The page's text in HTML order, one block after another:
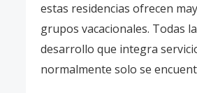
estas residencias ofrecen
grupos vacacionales. Todas
desarrollo que integra
normalmente solo se